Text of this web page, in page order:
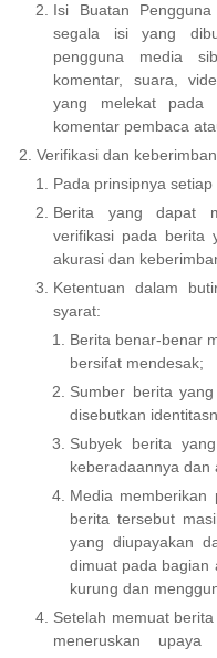
Isi Buatan
segala isi yang
pengguna media
komentar, suara,
yang melekat pada
komentar pembaca
Verifikasi dan
Pada prinsipnya
Berita yang dapat
verifikasi pada berita
akurasi dan
Ketentuan dalam
syarat:
Berita benar-benar
bersifat mendesak;
Sumber berita
disebutkan
Subyek berita
keberadaannya dan
Media memberikan
berita tersebut
yang diupayakan
dimuat pada bagian
kurung dan
Setelah memuat
meneruskan